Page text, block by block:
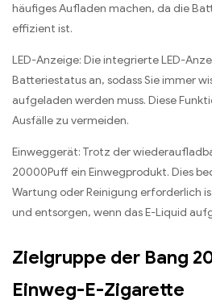
häufiges Aufladen machen, da die
effizient ist.
LED-Anzeige: Die integrierte LED-
Batteriestatus an, sodass Sie immer
aufgeladen werden muss. Diese
Ausfälle zu vermeiden.
Einweggerät: Trotz der
20000Puff ein Einwegprodukt. Dies
Wartung oder Reinigung erforderlich
und entsorgen, wenn das E-Liquid
Zielgruppe der Bang
Einweg-E-Zigarette